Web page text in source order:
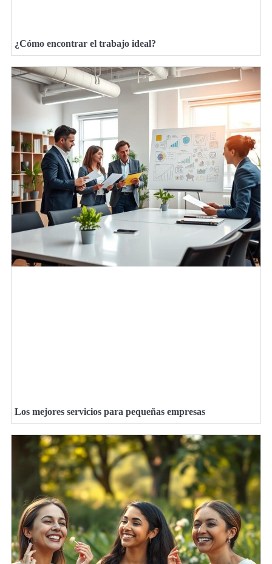
¿Cómo encontrar el trabajo ideal?
Los mejores servicios para pequeñas empresas